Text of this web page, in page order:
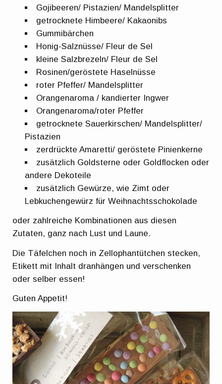
Gojibeeren/ Pistazien/ Mandelsplitter
getrocknete Himbeere/ Kakaonibs
Gummibärchen
Honig-Salznüsse/ Fleur de Sel
kleine Salzbrezeln/ Fleur de Sel
Rosinen/geröstete Haselnüsse
roter Pfeffer/ Mandelsplitter
Orangenaroma / kandierter Ingwer
Orangenaroma/roter Pfeffer
getrocknete Sauerkirschen/ Mandelsplitter/
Pistazien
zerdrückte Amaretti/ geröstete Pinienkerne
zusätzlich Goldsterne oder Goldflocken oder
andere Dekoteile
zusätzlich Gewürze, wie Zimt oder
Lebkuchengewürz für Weihnachtsschokolade
oder zahlreiche Kombinationen aus diesen
Zutaten, ganz nach Lust und Laune.
Die Täfelchen noch in Zellophantütchen stecken,
Etikett mit Inhalt dranhängen und verschenken
oder selber essen!
Guten Appetit!